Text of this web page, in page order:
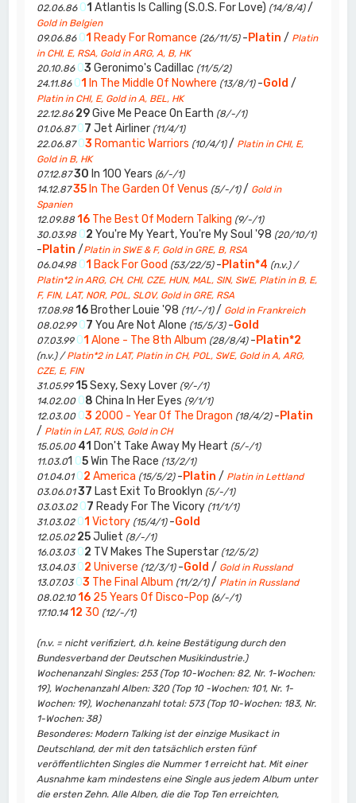
02.06.86 01 Atlantis Is Calling (S.O.S. For Love) (14/8/4)/
Gold in Belgien
09.06.86 01 Ready For Romance (26/11/5)-Platin / Platin
in CHI, E, RSA, Gold in ARG, A, B, HK
20.10.86 03 Geronimo's Cadillac (11/5/2)
24.11.86 01 In The Middle Of Nowhere (13/8/1)-Gold /
Platin in CHI, E, Gold in A, BEL, HK
22.12.86 29Give Me Peace On Earth (8/-/1)
01.06.87 07 Jet Airliner (11/4/1)
22.06.87 03 Romantic Warriors (10/4/1)/ Platin in CHI, E,
Gold in B, HK
07.12.87 30 In 100 Years (6/-/1)
14.12.87 35 In The Garden Of Venus (5/-/1)/ Gold in
Spanien
12.09.88 16 The Best Of Modern Talking (9/-/1)
30.03.98 02 You're My Yeart, You're My Soul '98 (20/10/1)
-Platin /Platin in SWE & F, Gold in GRE, B, RSA
06.04.98 01 Back For Good (53/22/5)-Platin*4 (n.v.) /
Platin*2 in ARG, CH, CHI, CZE, HUN, MAL, SIN, SWE, Platin in B, E,
F, FIN, LAT, NOR, POL, SLOV, Gold in GRE, RSA
17.08.98 16 Brother Louie '98 (11/-/1)/ Gold in Frankreich
08.02.99 07 You Are Not Alone (15/5/3)-Gold
07.03.99 01 Alone - The 8th Album (28/8/4)-Platin*2
(n.v.) /Platin*2 in LAT, Platin in CH, POL, SWE, Gold in A, ARG,
CZE, E, FIN
31.05.99 15Sexy, Sexy Lover (9/-/1)
14.02.00 08 China In Her Eyes (9/1/1)
12.03.00 03 2000 - Year Of The Dragon (18/4/2)-Platin
/ Platin in LAT, RUS, Gold in CH
15.05.00 41 Don't Take Away My Heart (5/-/1)
11.03.01 05Win The Race (13/2/1)
01.04.01 02 America (15/5/2)-Platin / Platin in Lettland
03.06.01 37 Last Exit To Brooklyn (5/-/1)
03.03.02 07 Ready For The Vicory (11/1/1)
31.03.02 01 Victory (15/4/1)-Gold
12.05.02 25Juliet (8/-/1)
16.03.03 02 TV Makes The Superstar (12/5/2)
13.04.03 02 Universe (12/3/1)-Gold/ Gold in Russland
13.07.03 03 The Final Album (11/2/1)/ Platin in Russland
08.02.10 16 25 Years Of Disco-Pop (6/-/1)
17.10.14 12 30 (12/-/1)
(n.v. = nicht verifiziert, d.h. keine Bestätigung durch den
Bundesverband der Deutschen Musikindustrie.)
Wochenanzahl Singles: 253 (Top 10-Wochen: 82, Nr. 1-Wochen:
19), Wochenanzahl Alben: 320 (Top 10 -Wochen: 101, Nr. 1-
Wochen: 19), Wochenanzahl total: 573 (Top 10-Wochen: 183, Nr.
1-Wochen: 38)
Besonderes: Modern Talking ist der einzige Musikact in
Deutschland, der mit den tatsächlich ersten fünf
veröffentlichten Singles die Nummer 1 erreicht hat. Mit einer
Ausnahme kam mindestens eine Single aus jedem Album unter
die ersten Zehn. Alle Alben, die die Top Ten erreichten,